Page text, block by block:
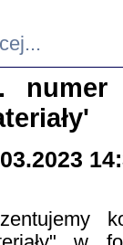
numer